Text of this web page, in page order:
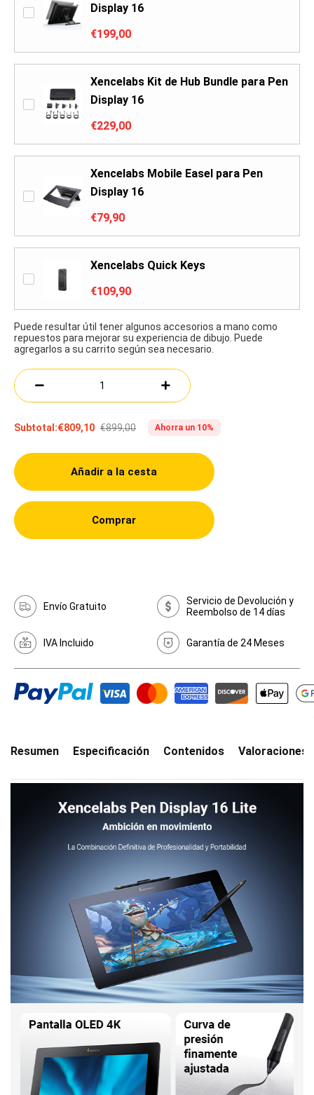
Display 16
€199,00
Xencelabs Kit de Hub Bundle para Pen
Display 16
€229,00
Xencelabs Mobile Easel para Pen
Display 16
€79,90
Xencelabs Quick Keys
€109,90
Puede resultar útil tener algunos accesorios a mano como
repuestos para mejorar su experiencia de dibujo. Puede
agregarlos a su carrito según sea necesario.
Subtotal:€809,10 €899,00 Ahorra un 10%
Añadir a la cesta
Comprar
Envío Gratuito
Servicio de Devolución y
Reembolso de 14 días
IVA Incluido Garantía de 24 Meses
Resumen Especificación Contenidos